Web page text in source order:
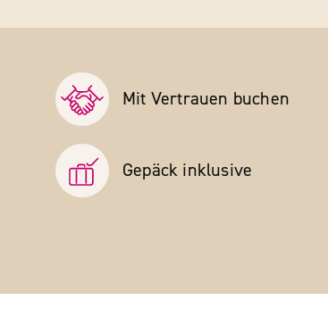
Mit Vertrauen buchen
Gepäck inklusive